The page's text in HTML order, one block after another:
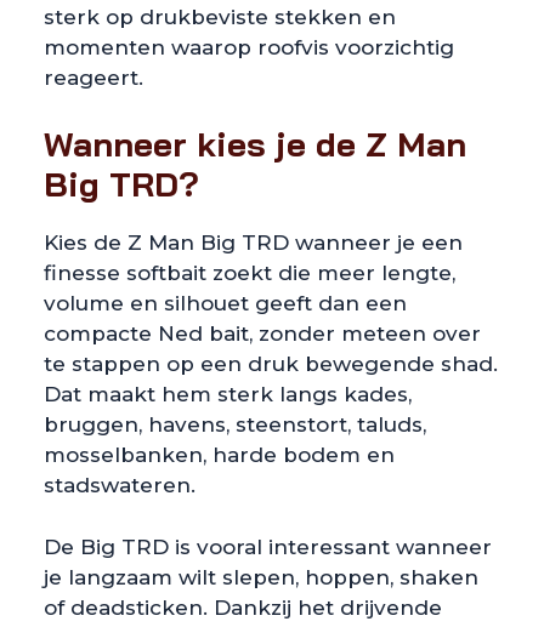
sterk op drukbeviste stekken en
momenten waarop roofvis voorzichtig
reageert.
Wanneer kies je de Z Man
Big TRD?
Kies de Z Man Big TRD wanneer je een
finesse softbait zoekt die meer lengte,
volume en silhouet geeft dan een
compacte Ned bait, zonder meteen over
te stappen op een druk bewegende shad.
Dat maakt hem sterk langs kades,
bruggen, havens, steenstort, taluds,
mosselbanken, harde bodem en
stadswateren.
De Big TRD is vooral interessant wanneer
je langzaam wilt slepen, hoppen, shaken
of deadsticken. Dankzij het drijvende